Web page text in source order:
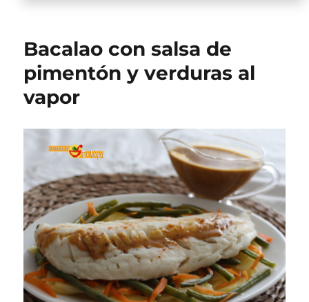
Bacalao con salsa de
pimentón y verduras al
vapor